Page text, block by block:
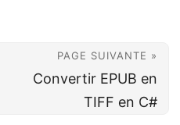
PAGE SUIVANTE »
Convertir EPUB en
TIFF en C#